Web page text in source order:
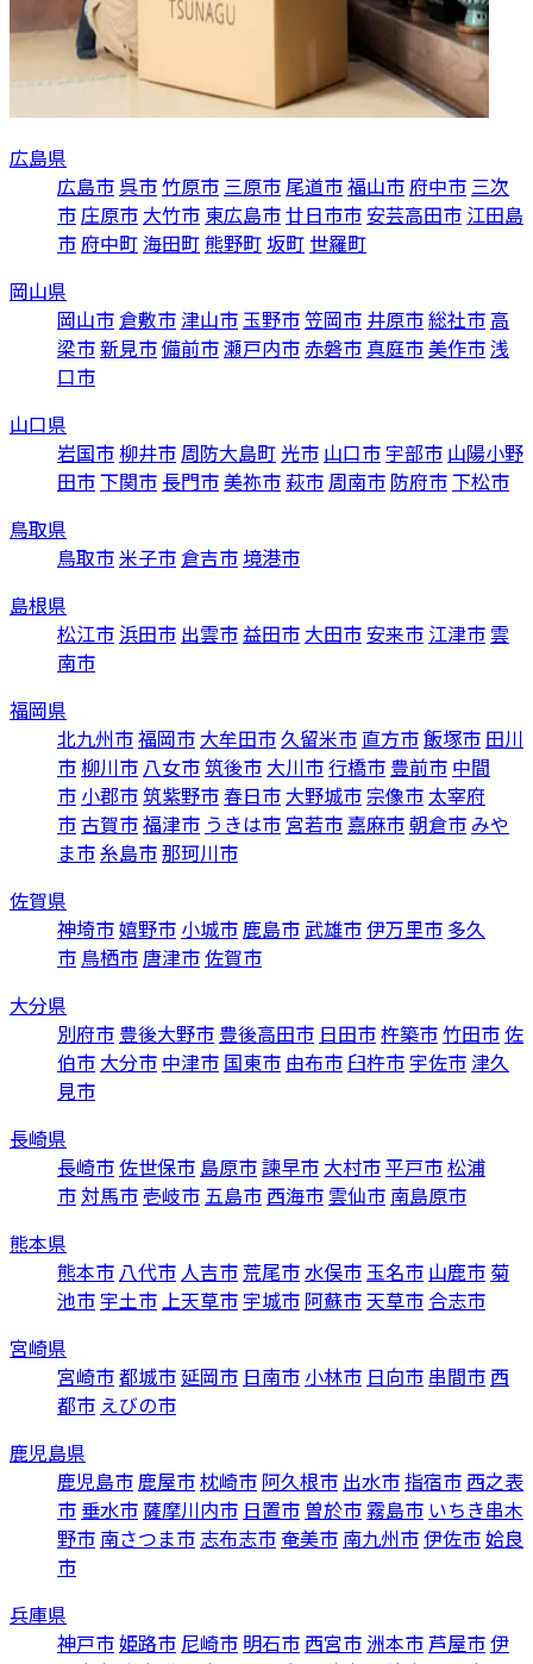
広島県
広島市 呉市竹原市 三原市 尾道市福山市 府中市 三次
市 庄原市 大竹市 東広島市廿日市市安芸高田市 江田島
市 府中町海田町熊野町坂町 世羅町
岡山県
岡山市 倉敷市 津山市 玉野市笠岡市 井原市総社市高
梁市新見市備前市瀬戸内市赤磐市真庭市美作市浅
口市
山口県
岩国市柳井市 周防大島町 光市 山口市 宇部市 山陽小野
田市下関市 長門市美祢市 萩市 周南市 防府市下松市
鳥取県
鳥取市米子市 倉吉市境港市
島根県
松江市 浜田市 出雲市益田市 大田市安来市 江津市雲
南市
福岡県
北九州市福岡市 大牟田市久留米市 直方市飯塚市 田川
市柳川市 八女市筑後市 大川市行橋市 豊前市 中間
市 小郡市筑紫野市春日市 大野城市 宗像市 太宰府
市古賀市福津市 うきは市 宮若市 嘉麻市朝倉市 みや
ま市糸島市那珂川市
佐賀県
神埼市嬉野市 小城市 鹿島市 武雄市伊万里市 多久
市 鳥栖市 唐津市佐賀市
大分県
別府市 豊後大野市 豊後高田市 日田市杵築市竹田市佐
伯市 大分市 中津市 国東市 由布市 臼杵市 宇佐市 津久
見市
長崎県
長崎市佐世保市 島原市諫早市 大村市平戸市松浦
市対馬市壱岐市 五島市 西海市雲仙市 南島原市
熊本県
熊本市 八代市 人吉市 荒尾市水俣市 玉名市 山鹿市 菊
池市 宇土市 上天草市 宇城市 阿蘇市天草市 合志市
宮崎県
宮崎市都城市延岡市 日南市 小林市 日向市 串間市 西
都市 えびの市
鹿児島県
鹿児島市 鹿屋市枕崎市 阿久根市 出水市指宿市 西之表
市 垂水市薩摩川内市 日置市 曽於市霧島市 いちき串木
野市 南さつま市 志布志市 奄美市 南九州市伊佐市姶良
市
兵庫県
神戸市姫路市 尼崎市 明石市 西宮市 洲本市 芦屋市伊